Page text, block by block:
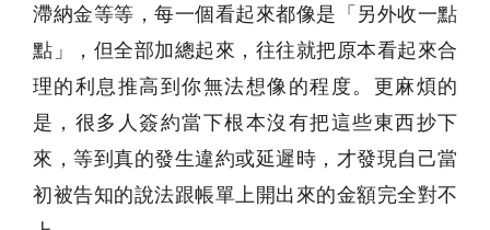
滯納金等等，每一個看起來都像是「另外收一點
點」，但全部加總起來，往往就把原本看起來合
理的利息推高到你無法想像的程度。更麻煩的
是，很多人簽約當下根本沒有把這些東西抄下
來，等到真的發生違約或延遲時，才發現自己當
初被告知的說法跟帳單上開出來的金額完全對不